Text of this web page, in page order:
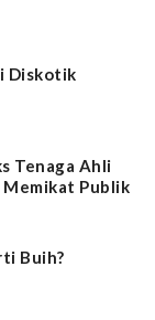
Diskotik
Tenaga Ahli
Memikat Publik
Buih?